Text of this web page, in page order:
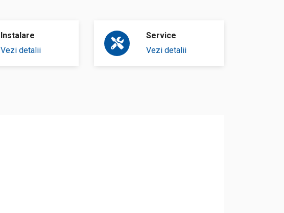
Instalare
Vezi detalii
Service
Vezi detalii